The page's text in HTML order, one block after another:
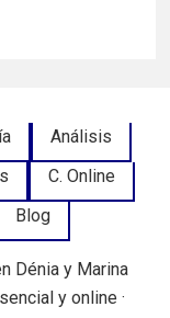
Análisis
C. Online
Blog
Dénia y Marina
y online ·